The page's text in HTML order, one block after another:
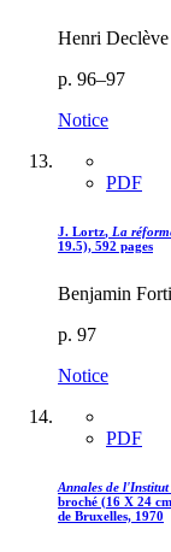
Henri Declève
p. 96–97
Notice
PDF
J. Lortz, La
19.5), 592 pages
Benjamin
p. 97
Notice
PDF
Annales de
broché (16 X 24
de Bruxelles, 1970